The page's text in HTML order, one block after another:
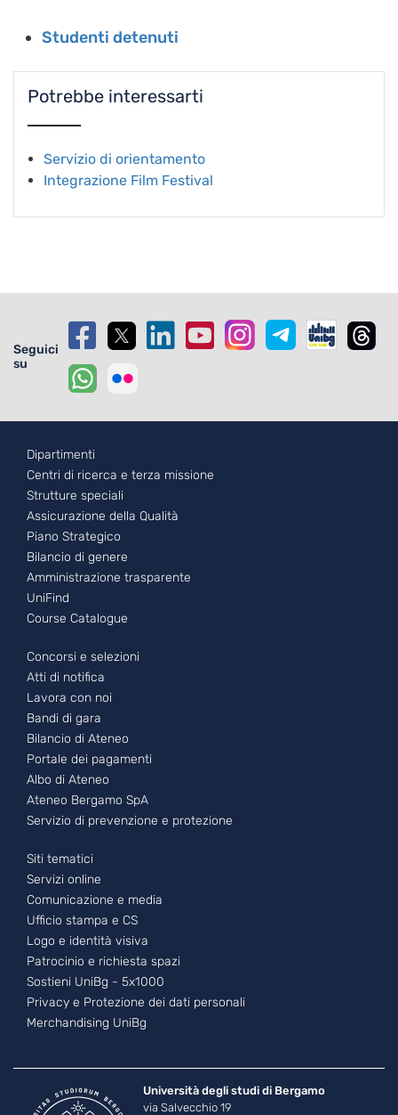
Studenti detenuti
Potrebbe interessarti
Servizio di orientamento
Integrazione Film Festival
Seguici
su
Footer - 1
Dipartimenti
Centri di ricerca e terza missione
Strutture speciali
Assicurazione della Qualità
Piano Strategico
Bilancio di genere
Amministrazione trasparente
UniFind
Course Catalogue
Footer - 2
Concorsi e selezioni
Atti di notifica
Lavora con noi
Bandi di gara
Bilancio di Ateneo
Portale dei pagamenti
Albo di Ateneo
Ateneo Bergamo SpA
Servizio di prevenzione e protezione
Footer - 3
Siti tematici
Servizi online
Comunicazione e media
Ufficio stampa e CS
Logo e identità visiva
Patrocinio e richiesta spazi
Sostieni UniBg - 5x1000
Privacy e Protezione dei dati personali
Merchandising UniBg
Università degli studi di Bergamo
via Salvecchio 19